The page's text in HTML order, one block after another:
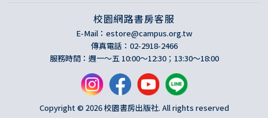
校園網路書房客服
E-Mail： estore@campus.org.tw
傳真電話：02-2918-2466
服務時間：週一～五 10:00～12:30；13:30～18:00
Copyright © 2026 校園書房出版社. All rights reserved